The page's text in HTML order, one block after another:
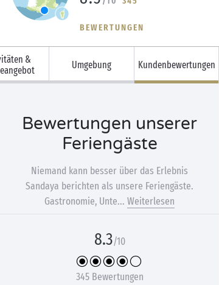
BEWERTUNGEN
&
Umgebung Kundenbewertungen
Bewertungen unserer
Feriengäste
Niemand kann besser über das Erlebnis
Sandaya berichten als unsere Feriengäste.
Gastronomie, Unte... Weiterlesen
8.3/10
345 Bewertungen